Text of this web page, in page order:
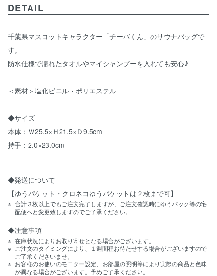
DETAIL
千葉県マスコットキャラクター「チーバくん」のサウナバッグで
す。
防水仕様で濡れたタオルやマイシャンプーを入れても安心♪
＜素材＞塩化ビニル・ポリエステル
◆サイズ
本体：Ｗ25.5×Ｈ21.5×Ｄ9.5cm
持手：2.0×23.0cm
◆発送について
【ゆうパケット・クロネコゆうパケットは２枚まで可】
合計３枚以上でもご注文完了しますが、ご注文確認時にゆうパック等の宅
配便へと変更致しますのでご了承ください。
◆注意事項
在庫状況によりお取り寄せとなる場合がございます。
ご注文のタイミングにより、１週間程お待たせする場合がございますので
ご了承くださいませ。
お客様のお使いのモニター設定、お部屋の照明等により実際の商品と色味
が異なる場合がございます。予めご了承ください。